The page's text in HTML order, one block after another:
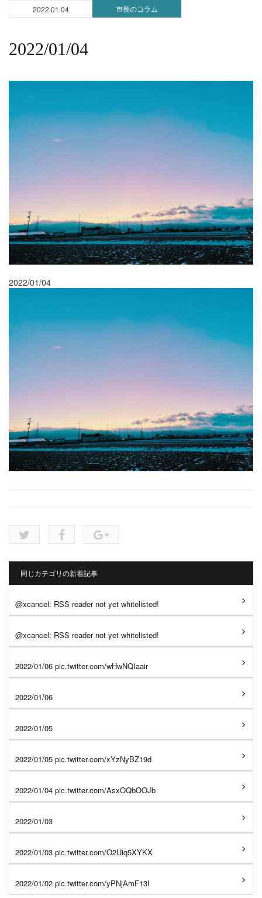
2022.01.04 市長のコラム
2022/01/04
2022/01/04
同じカテゴリの新着記事
@xcancel: RSS reader not yet whitelisted!
@xcancel: RSS reader not yet whitelisted!
2022/01/06 pic.twitter.com/wHwNQIaair
2022/01/06
2022/01/05
2022/01/05 pic.twitter.com/xYzNyBZ19d
2022/01/04 pic.twitter.com/AsxOQbOOJb
2022/01/03
2022/01/03 pic.twitter.com/O2Uiq5XYKX
2022/01/02 pic.twitter.com/yPNjAmF13I